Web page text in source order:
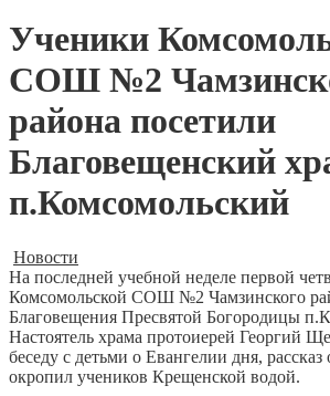
Ученики
СОШ №2
района посетили
Благовещенский
п.Комсомольский
Новости
На последней учебной неделе первой
Комсомольской СОШ №2 Чамзинского
Благовещения Пресвятой Богородицы
Настоятель храма протоиерей Георгий
беседу с детьми о Евангелии дня, рассказ
окропил учеников Крещенской водой.